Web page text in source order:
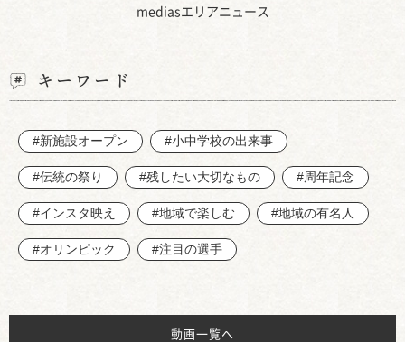
mediasエリアニュース
キーワード
#新施設オープン #小中学校の出来事
#伝統の祭り #残したい大切なもの #周年記念
#インスタ映え #地域で楽しむ #地域の有名人
#オリンピック #注目の選手
動画一覧へ